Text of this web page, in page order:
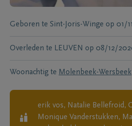
Geboren te Sint-Joris-Winge op 01/
Overleden te LEUVEN op 08/12/
Woonachtig te Molenbeek-Wersbeek
erik vos, Natalie Bellefroid,
Monique Vanderstukken,